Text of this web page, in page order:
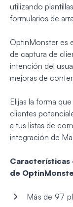
utilizando
formularios de
OptinMonster es
de captura de
intención del
mejoras de
Elijas la forma
clientes
a tus listas de
integración de
Características
de
Más de 97